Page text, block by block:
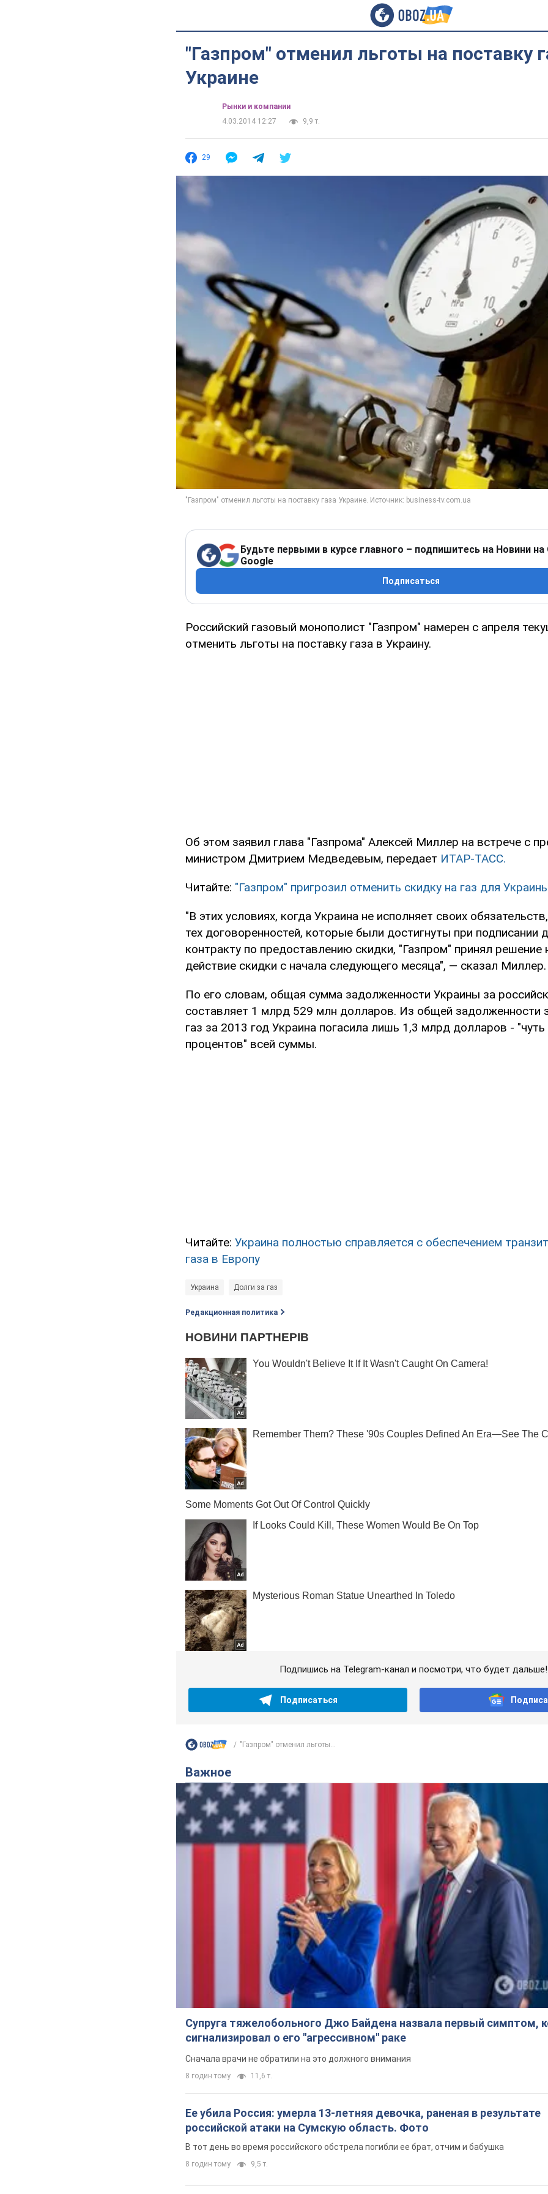
"Газпром" отменил льготы на поставку
Украине
Рынки и компании
4.03.2014 12:27
9,9 т.
29
Будьте первыми в курсе главного – подпишитесь на Новини на
Google
Подписаться
Российский газовый монополист "Газпром" намерен с апреля
отменить льготы на поставку газа в Украину.
Об этом заявил глава "Газпрома" Алексей Миллер на встрече с
министром Дмитрием Медведевым, передает ИТАР-ТАСС.
Читайте: "Газпром" пригрозил отменить скидку на газ для
"В этих условиях, когда Украина не исполняет своих
тех договоренностей, которые были достигнуты при подписании
контракту по предоставлению скидки, "Газпром" принял решение
действие скидки с начала следующего месяца", — сказал Миллер.
По его словам, общая сумма задолженности Украины за
составляет 1 млрд 529 млн долларов. Из общей задолженности
газ за 2013 год Украина погасила лишь 1,3 млрд долларов -
процентов" всей суммы.
Читайте: Украина полностью справляется с обеспечением
газа в Европу
Украина Долги за газ
Редакционная политика
Подпишись на Telegram-канал и посмотри, что будет дальше!
Подписаться
"Газпром" отменил льготы...
Важное
Супруга тяжелобольного Джо Байдена назвала первый симптом,
сигнализировал о его "агрессивном" раке
Сначала врачи не обратили на это должного внимания
8 годин тому 11,6 т.
Ее убила Россия: умерла 13-летняя девочка, раненая в результате
российской атаки на Сумскую область. Фото
В тот день во время российского обстрела погибли ее брат, отчим и бабушка
8 годин тому 9,5 т.